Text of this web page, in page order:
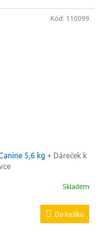
5,6 kg + Dáreček k
Skladem
Do košíku
Kód: 110099